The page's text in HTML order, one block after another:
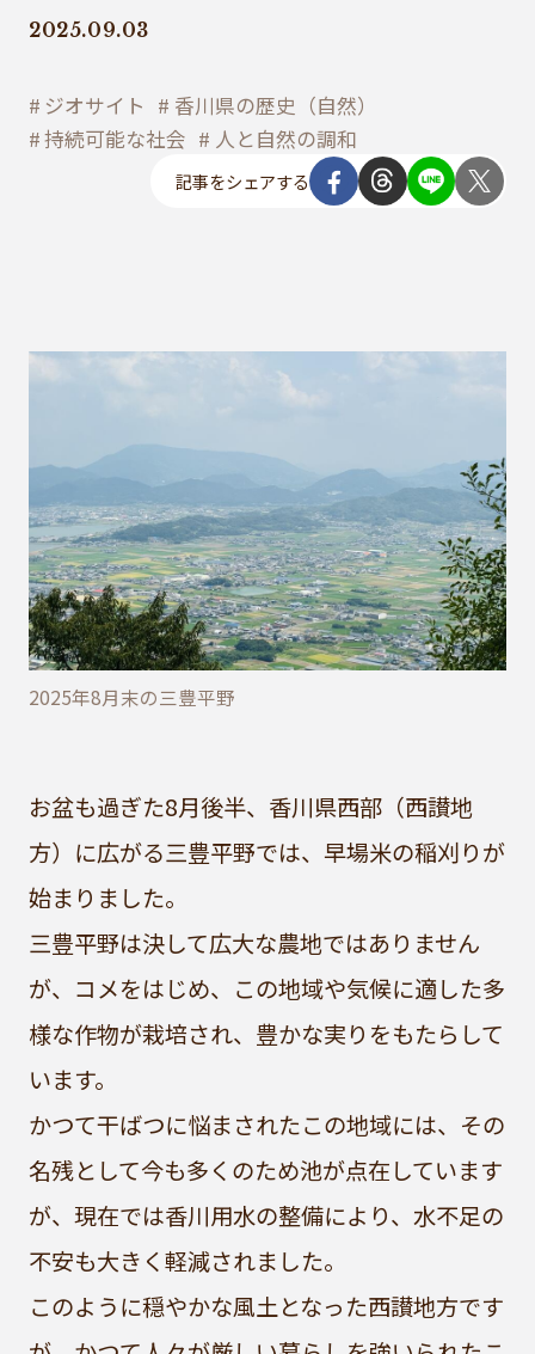
2025.09.03
ジオサイト
香川県の歴史（自然）
持続可能な社会
人と自然の調和
記事をシェアする
2025年8月末の三豊平野
お盆も過ぎた8月後半、香川県西部（西讃地
方）に広がる三豊平野では、早場米の稲刈りが
始まりました。
三豊平野は決して広大な農地ではありません
が、コメをはじめ、この地域や気候に適した多
様な作物が栽培され、豊かな実りをもたらして
います。
かつて干ばつに悩まされたこの地域には、その
名残として今も多くのため池が点在しています
が、現在では香川用水の整備により、水不足の
不安も大きく軽減されました。
このように穏やかな風土となった西讃地方です